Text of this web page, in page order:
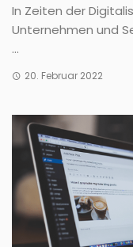
In Zeiten der
Unternehmen und
...
20. Februar 2022